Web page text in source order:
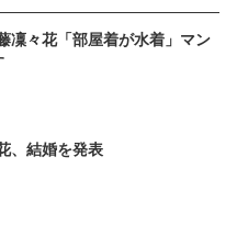
凜々花「部屋着が水着」マン
、結婚を発表